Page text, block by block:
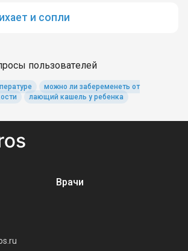
и сопли
пользователей
можно ли забеременеть от
лающий кашель у ребенка
Врачи